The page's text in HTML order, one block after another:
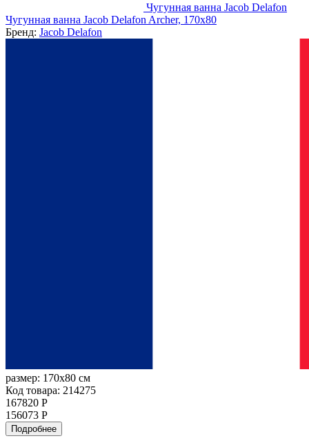
Чугунная ванна Jacob Delafon
Чугунная ванна Jacob Delafon Archer, 170x80
Бренд: Jacob Delafon
размер: 170x80 см
Код товара: 214275
167820 Р
156073 Р
Подробнее